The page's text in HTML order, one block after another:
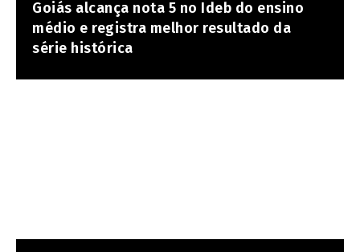
Goiás alcança nota 5 no Ideb do ensino
médio e registra melhor resultado da
série histórica